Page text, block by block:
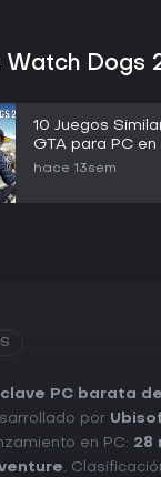
Dogs
10 Juegos
GTA para PC
hace 13sem
clave PC barata
por
en PC: 28
.